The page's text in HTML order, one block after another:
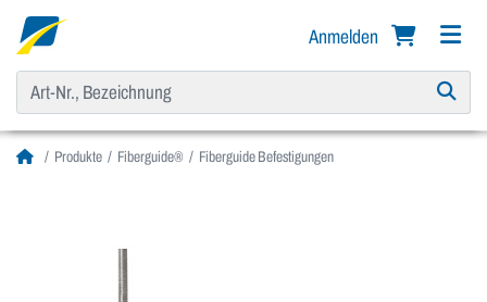
Anmelden
Produkte Fiberguide® Fiberguide Befestigungen